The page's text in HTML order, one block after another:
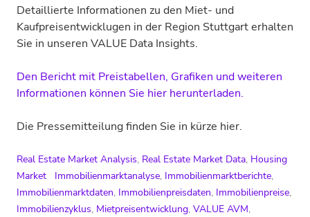
Detaillierte Informationen zu den Miet- und
Kaufpreisentwicklugen in der Region Stuttgart erhalten
Sie in unseren VALUE Data Insights.
Den Bericht mit Preistabellen, Grafiken und weiteren
Informationen können Sie hier herunterladen.
Die Pressemitteilung finden Sie in kürze hier.
Real Estate Market Analysis, Real Estate Market Data, Housing
Market
Immobilienmarktanalyse, Immobilienmarktberichte,
Immobilienmarktdaten, Immobilienpreisdaten, Immobilienpreise,
Immobilienzyklus, Mietpreisentwicklung, VALUE AVM,